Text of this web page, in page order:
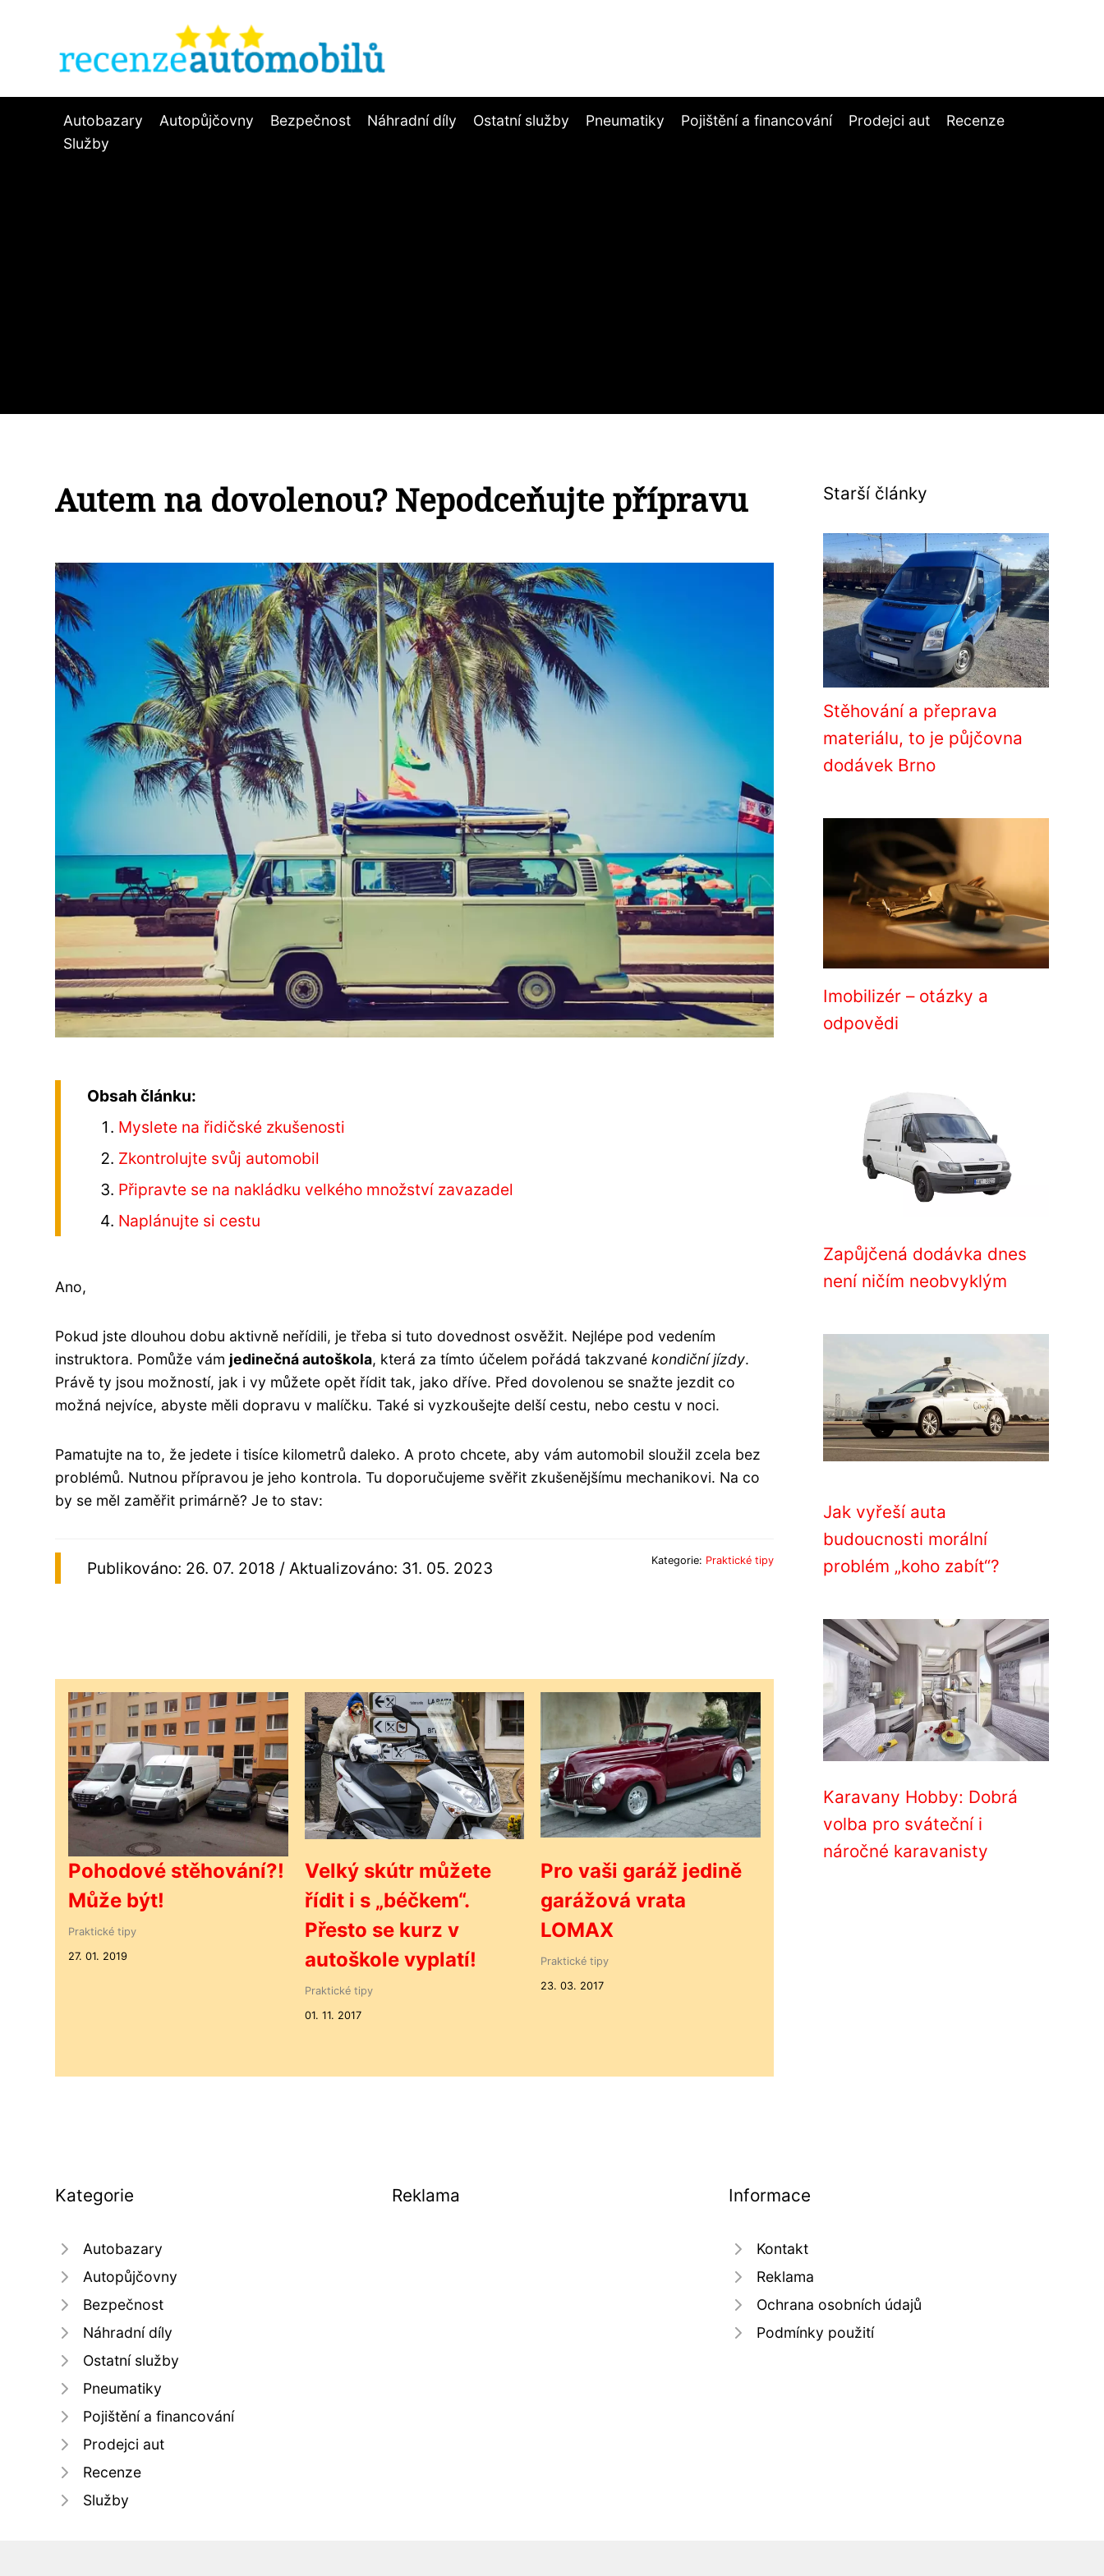
Autobazary Autopůjčovny Bezpečnost Náhradní díly Ostatní služby Pneumatiky Pojištění a financování Prodejci aut
Recenze
Služby
Autem na dovolenou? Nepodceňujte přípravu
Obsah článku:
Myslete na řidičské zkušenosti
Zkontrolujte svůj automobil
Připravte se na nakládku velkého množství zavazadel
Naplánujte si cestu
Ano,
Pokud jste dlouhou dobu aktivně neřídili, je třeba si tuto dovednost osvěžit. Nejlépe pod vedením
instruktora. Pomůže vám jedinečná autoškola, která za tímto účelem pořádá takzvané kondiční jízdy.
Právě ty jsou možností, jak i vy můžete opět řídit tak, jako dříve. Před dovolenou se snažte jezdit co
možná nejvíce, abyste měli dopravu v malíčku. Také si vyzkoušejte delší cestu, nebo cestu v noci.
Pamatujte na to, že jedete i tisíce kilometrů daleko. A proto chcete, aby vám automobil sloužil zcela bez
problémů. Nutnou přípravou je jeho kontrola. Tu doporučujeme svěřit zkušenějšímu mechanikovi. Na co
by se měl zaměřit primárně? Je to stav:
Publikováno: 26. 07. 2018 / Aktualizováno: 31. 05. 2023 Kategorie: Praktické tipy
Pohodové stěhování?!
Může být!
Praktické tipy
27. 01. 2019
Velký skútr můžete
řídit i s „béčkem“.
Přesto se kurz v
autoškole vyplatí!
Praktické tipy
01. 11. 2017
Pro vaši garáž jedině
garážová vrata
LOMAX
Praktické tipy
23. 03. 2017
Starší články
Stěhování a přeprava
materiálu, to je půjčovna
dodávek Brno
Imobilizér – otázky a
odpovědi
Zapůjčená dodávka dnes
není ničím neobvyklým
Jak vyřeší auta
budoucnosti morální
problém „koho zabít“?
Karavany Hobby: Dobrá
volba pro sváteční i
náročné karavanisty
Kategorie
Autobazary
Autopůjčovny
Bezpečnost
Náhradní díly
Ostatní služby
Pneumatiky
Pojištění a financování
Prodejci aut
Recenze
Služby
Reklama Informace
Kontakt
Reklama
Ochrana osobních údajů
Podmínky použití